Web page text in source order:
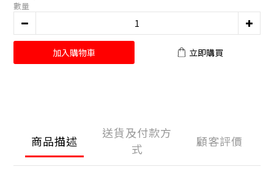
數量
加入購物車 立即購買
商品描述
送貨及付款方
式
顧客評價